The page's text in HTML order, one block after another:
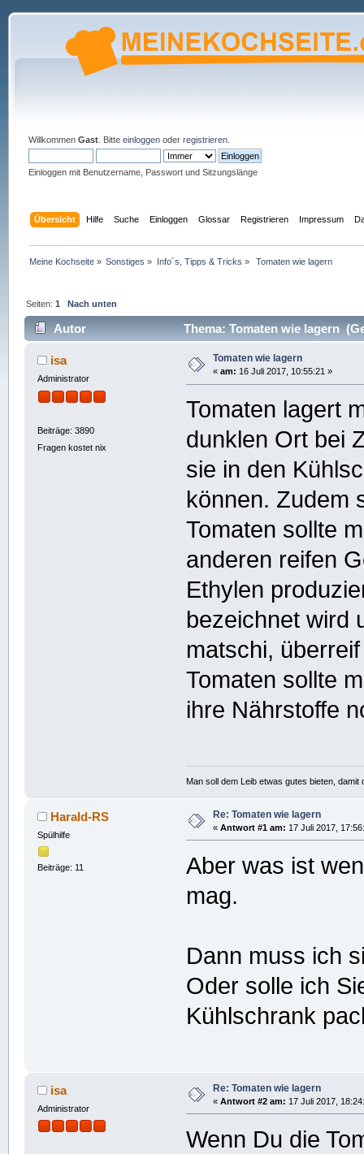
Willkommen Gast. Bitte einloggenoder registrieren.
Einloggen mit Benutzername, Passwort und Sitzungslänge
Übersicht Hilfe Suche Einloggen Glossar Registrieren Impressum
Meine Kochseite » Sonstiges » Info´s, Tipps & Tricks » Tomaten wie lagern
Seiten:1 Nach unten
Autor Thema: Tomaten wie lagern
isa
Administrator
Beiträge: 3890
Fragen kostet nix
Tomaten wie lagern
« am: 16 Juli 2017, 10:55:21 »
Tomaten lagert
dunklen Ort bei
sie in den
können. Zudem
Tomaten sollte
anderen reifen
Ethylen
bezeichnet wird
matschi,
Tomaten sollte
ihre Nährstoffe
Man soll dem Leib etwas gutes bieten,
Harald-RS
Spülhilfe
Beiträge: 11
Re: Tomaten wie lagern
« Antwort #1 am: 17 Juli 2017,
Aber was ist
mag.
Dann muss ich
Oder solle ich
Kühlschrank
isa
Administrator
Re: Tomaten wie lagern
« Antwort #2 am: 17 Juli 2017,
Wenn Du die